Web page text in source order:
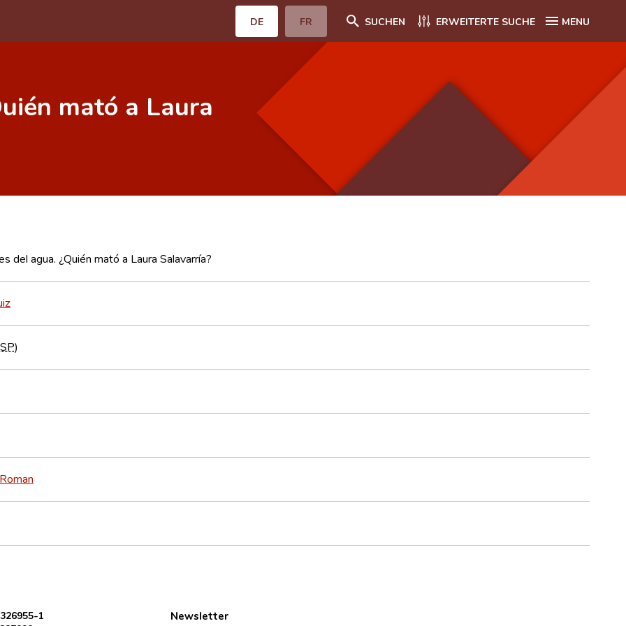
DE FR SUCHEN ERWEITERTE SUCHE MENU
mató a Laura
del agua. ¿Quién mató a Laura Salavarría?
)
Roman
1
Newsletter